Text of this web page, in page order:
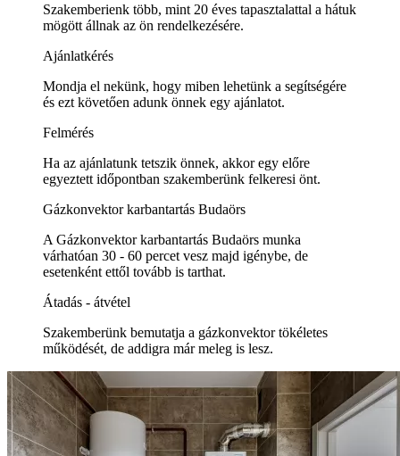
Szakemberienk több, mint 20 éves tapasztalattal a hátuk
mögött állnak az ön rendelkezésére.
Ajánlatkérés
Mondja el nekünk, hogy miben lehetünk a segítségére
és ezt követően adunk önnek egy ajánlatot.
Felmérés
Ha az ajánlatunk tetszik önnek, akkor egy előre
egyeztett időpontban szakemberünk felkeresi önt.
Gázkonvektor karbantartás Budaörs
A Gázkonvektor karbantartás Budaörs munka
várhatóan 30 - 60 percet vesz majd igénybe, de
esetenként ettől tovább is tarthat.
Átadás - átvétel
Szakemberünk bemutatja a gázkonvektor tökéletes
működését, de addigra már meleg is lesz.